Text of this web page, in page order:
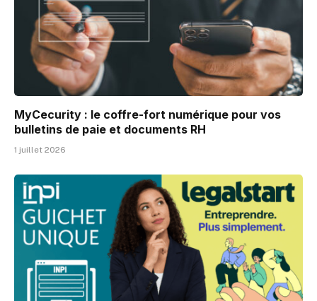
MyCecurity : le coffre-fort numérique pour vos
bulletins de paie et documents RH
1 juillet 2026